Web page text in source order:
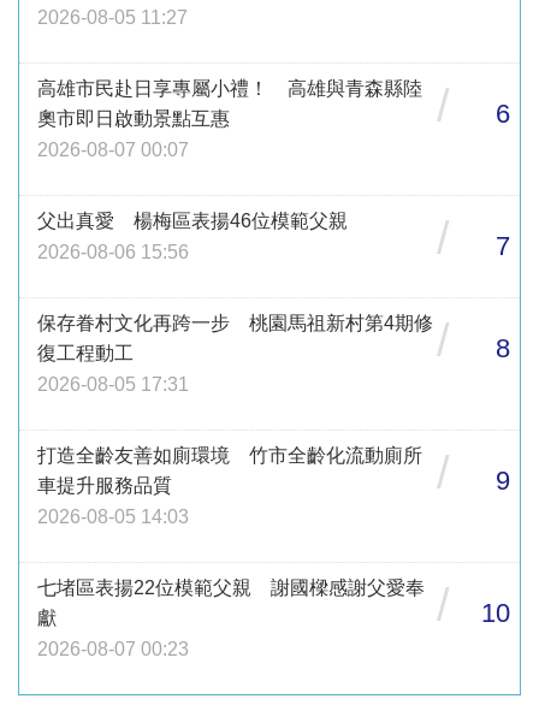
2026-08-05 11:27
高雄市民赴日享專屬小禮！ 高雄與青森縣陸
奧市即日啟動景點互惠
2026-08-07 00:07
/ 6
父出真愛 楊梅區表揚46位模範父親
2026-08-06 15:56
/ 7
保存眷村文化再跨一步 桃園馬祖新村第4期修
復工程動工
2026-08-05 17:31
/ 8
打造全齡友善如廁環境 竹市全齡化流動廁所
車提升服務品質
2026-08-05 14:03
/ 9
七堵區表揚22位模範父親 謝國樑感謝父愛奉
獻
2026-08-07 00:23
/ 10